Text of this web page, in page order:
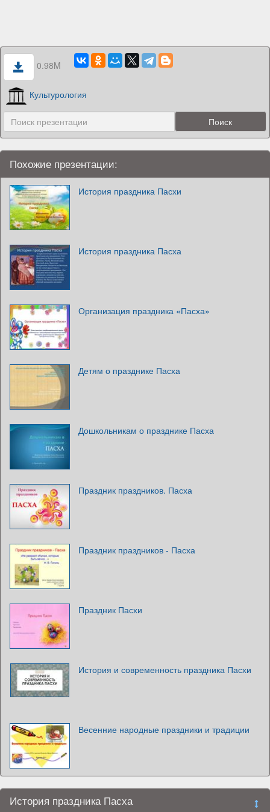
0.98M
Культурология
Похожие презентации:
История праздника Пасхи
История праздника Пасха
Организация праздника «Пасха»
Детям о празднике Пасха
Дошкольникам о празднике Пасха
Праздник праздников. Пасха
Праздник праздников - Пасха
Праздник Пасхи
История и современность праздника Пасхи
Весенние народные праздники и традиции
История праздника Пасха